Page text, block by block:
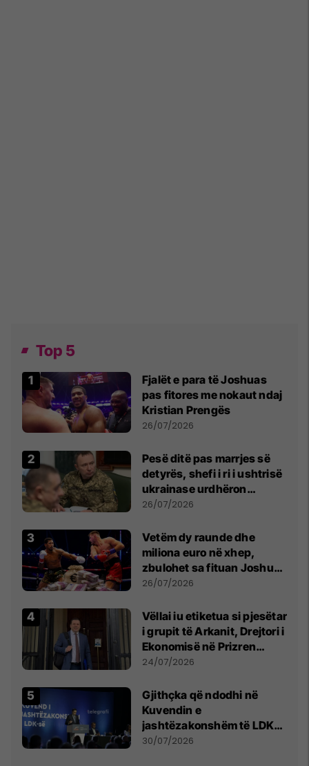
Top 5
Fjalët e para të Joshuas
pas fitores me nokaut ndaj
Kristian Prengës
26/07/2026
Pesë ditë pas marrjes së
detyrës, shefi i ri i ushtrisë
ukrainase urdhëron
kontroll të madh
26/07/2026
Vetëm dy raunde dhe
miliona euro në xhep,
zbulohet sa fituan Joshua
e Prenga
26/07/2026
Vëllai iu etiketua si pjesëtar
i grupit të Arkanit, Drejtori i
Ekonomisë në Prizren
mohon pretendimet
24/07/2026
Gjithçka që ndodhi në
Kuvendin e
jashtëzakonshëm të LDK-
së
30/07/2026